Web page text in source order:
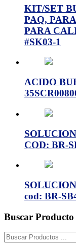
KIT/SET
PAQ,
PARA
#SK03-1
ACIDO
COD: BR-
cod: BR-
Buscar Producto
Buscar: